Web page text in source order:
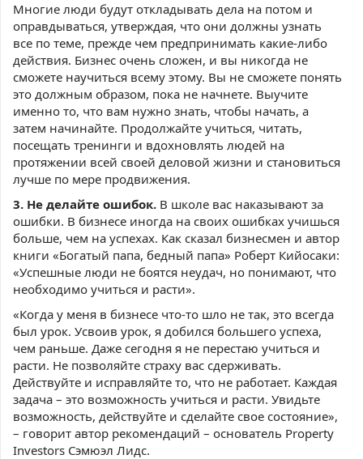
Многие люди будут откладывать дела на потом и
оправдываться, утверждая, что они должны узнать
все по теме, прежде чем предпринимать какие-либо
действия. Бизнес очень сложен, и вы никогда не
сможете научиться всему этому. Вы не сможете понять
это должным образом, пока не начнете. Выучите
именно то, что вам нужно знать, чтобы начать, а
затем начинайте. Продолжайте учиться, читать,
посещать тренинги и вдохновлять людей на
протяжении всей своей деловой жизни и становиться
лучше по мере продвижения.
3. Не делайте ошибок. В школе вас наказывают за
ошибки. В бизнесе иногда на своих ошибках учишься
больше, чем на успехах. Как сказал бизнесмен и автор
книги «Богатый папа, бедный папа» Роберт Кийосаки:
«Успешные люди не боятся неудач, но понимают, что
необходимо учиться и расти».
«Когда у меня в бизнесе что-то шло не так, это всегда
был урок. Усвоив урок, я добился большего успеха,
чем раньше. Даже сегодня я не перестаю учиться и
расти. Не позволяйте страху вас сдерживать.
Действуйте и исправляйте то, что не работает. Каждая
задача – это возможность учиться и расти. Увидьте
возможность, действуйте и сделайте свое состояние»,
– говорит автор рекомендаций – основатель Property
Investors Сэмюэл Лидс.